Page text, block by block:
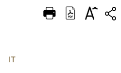
DEUTSCH
IT